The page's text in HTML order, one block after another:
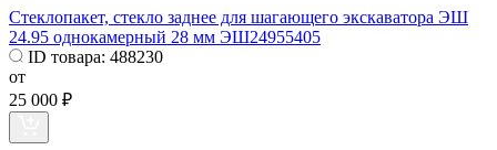
Стеклопакет, стекло заднее для шагающего экскаватора ЭШ
24.95 однокамерный 28 мм ЭШ24955405
ID товара: 488230
от
25 000 ₽